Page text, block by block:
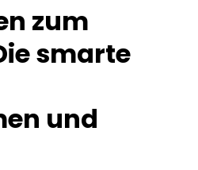
zum
smarte
und